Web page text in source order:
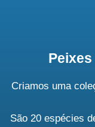
Criamos uma
São 20 espécies